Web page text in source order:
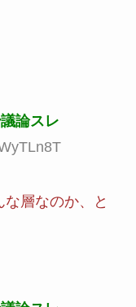
論スレ
層なのか、と